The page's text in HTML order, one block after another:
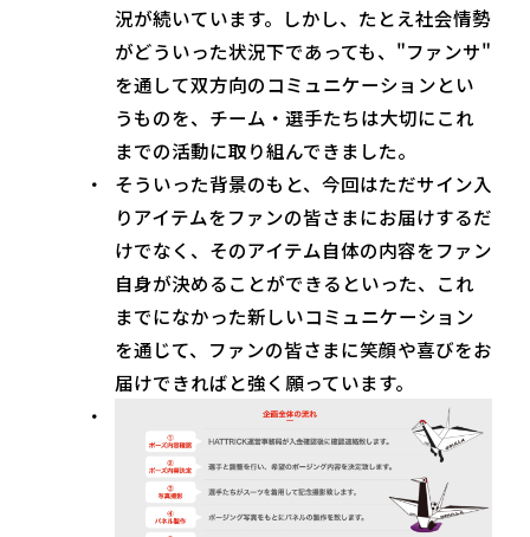
況が続いています。しかし、たとえ社会情勢
がどういった状況下であっても、"ファンサ"
を通して双方向のコミュニケーションとい
うものを、チーム・選手たちは大切にこれ
までの活動に取り組んできました。
そういった背景のもと、今回はただサイン入
りアイテムをファンの皆さまにお届けするだ
けでなく、そのアイテム自体の内容をファン
自身が決めることができるといった、これ
までになかった新しいコミュニケーション
を通じて、ファンの皆さまに笑顔や喜びをお
届けできればと強く願っています。